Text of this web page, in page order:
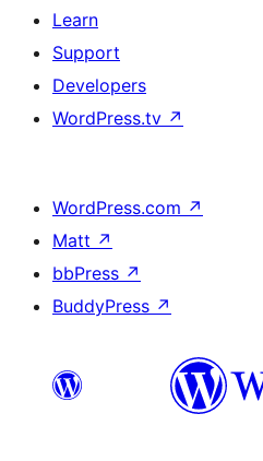
Learn
Support
Developers
WordPress.tv ↗
WordPress.com ↗
Matt ↗
bbPress ↗
BuddyPress ↗